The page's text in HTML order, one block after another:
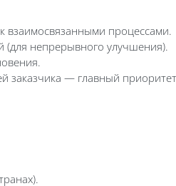
взаимосвязанными процессами.
непрерывного улучшения).
заказчика — главный